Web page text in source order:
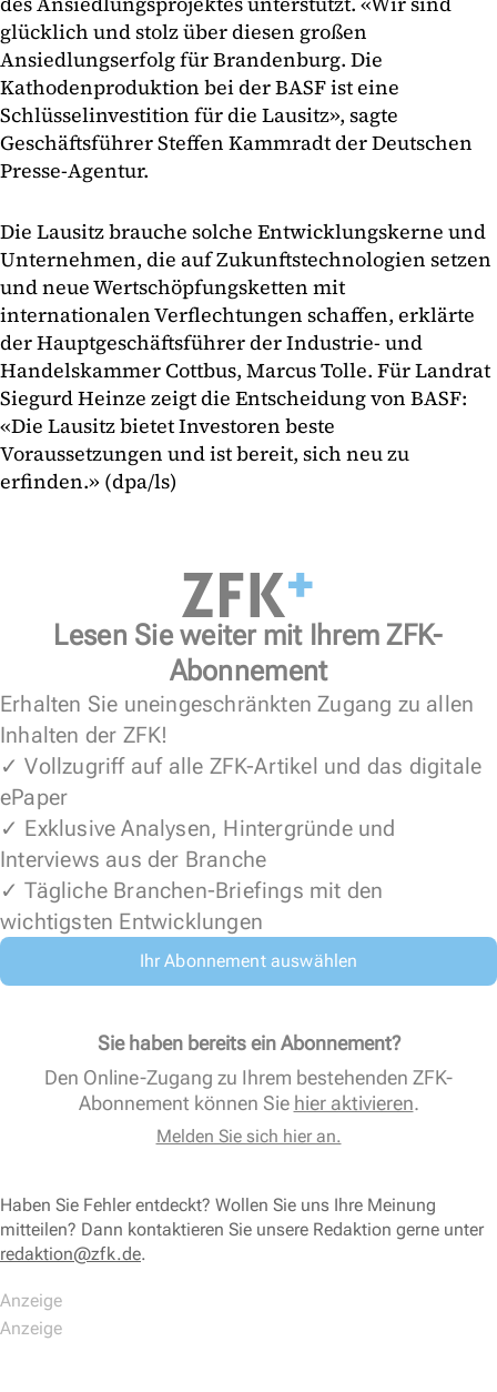
glücklich und stolz über diesen großen
Ansiedlungserfolg für Brandenburg. Die
Kathodenproduktion bei der BASF ist eine
Schlüsselinvestition für die Lausitz», sagte
Geschäftsführer Steffen Kammradt der Deutschen
Presse-Agentur.
Die Lausitz brauche solche Entwicklungskerne und
Unternehmen, die auf Zukunftstechnologien setzen
und neue Wertschöpfungsketten mit
internationalen Verflechtungen schaffen, erklärte
der Hauptgeschäftsführer der Industrie- und
Handelskammer Cottbus, Marcus Tolle. Für Landrat
Siegurd Heinze zeigt die Entscheidung von BASF:
«Die Lausitz bietet Investoren beste
Voraussetzungen und ist bereit, sich neu zu
erfinden.» (dpa/ls)
Lesen Sie weiter mit Ihrem ZFK-
Abonnement
Erhalten Sie uneingeschränkten Zugang zu allen
Inhalten der ZFK!
✓ Vollzugriff auf alle ZFK-Artikel und das digitale
ePaper
✓ Exklusive Analysen, Hintergründe und
Interviews aus der Branche
✓ Tägliche Branchen-Briefings mit den
wichtigsten Entwicklungen
Ihr Abonnement auswählen
Sie haben bereits ein Abonnement?
Den Online-Zugang zu Ihrem bestehenden ZFK-
Abonnement können Sie hier aktivieren.
Melden Sie sich hier an.
Haben Sie Fehler entdeckt? Wollen Sie uns Ihre Meinung
mitteilen? Dann kontaktieren Sie unsere Redaktion gerne unter
redaktion@zfk.de.